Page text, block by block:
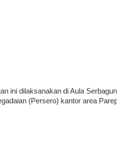
ini dilaksanakan di Aula
(Persero) kantor area